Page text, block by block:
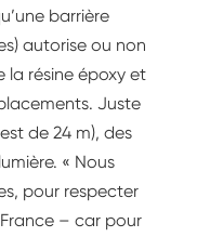
barrière
autorise ou non
la résine époxy et
Juste
de 24 m), des
« Nous
pour respecter
– car pour